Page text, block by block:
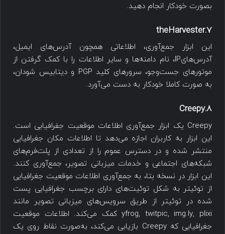
بصورت خودکار انجام دهید.
7.theHarvester
این ابزار جمع‌آوری، اطلاعاتی همچون آدرس‌های ایمیل،
آدرس‌هایIP، نام دامنه‌ها و سایر اطلاعات را با کمک گرفتن از
موتورهای جست‌وجو، سرورهای کلید PGP و دیتابیس شودان،
به صورت کاملا خودکار به دست می‌آورد.
8.Creepy
Creepy یک ابزار جمع‌آوری اطلاعات موقعیت جفرافیایی است.
این ابزار به کاربران اجازه می‌دهد تا اطلاعات مکان جغرافیایی
منتشر شده و در دسترس عموم را از تعدادی از پلت‌فرم‌های
شبکه‌های اجتماعی و خدمات میزبانی تصویر، جمع‌آوری کنند.
این ابزار در نسخه بتا، به جمع‌آوری اطلاعات موقعیت جغرافیایی
از توئیتر به شکل توئیت‌های دارای برچسب جغرافیایی پست
شده در توئیتر از طریق سرویس‌های میزبانی تصویر مانند
yfrog, twitpic, img.ly, plixi کمک می‌کند.
اطلاعات موقعیت
جغرافیایی که Creepy بازیابی می‌کند، به‌صورت نقاط روی یک